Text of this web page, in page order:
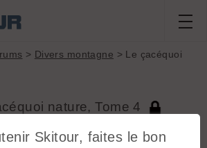
> Divers montagne > Le çacéquoi
nature, Tome 4
Skitour, faites le bon